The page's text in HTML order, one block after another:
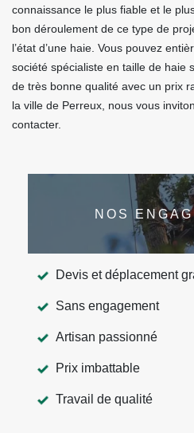
connaissance le plus fiable et le
bon déroulement de ce type de
l’état d’une haie. Vous pouvez
société spécialiste en taille de haie
de très bonne qualité avec un prix
la ville de Perreux, nous vous
contacter.
NOS
Devis et déplacement
Sans engagement
Artisan passionné
Prix imbattable
Travail de qualité